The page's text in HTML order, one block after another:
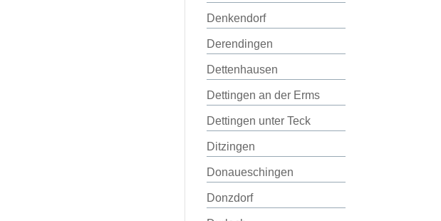
Denkendorf
Derendingen
Dettenhausen
Dettingen an der Erms
Dettingen unter Teck
Ditzingen
Donaueschingen
Donzdorf